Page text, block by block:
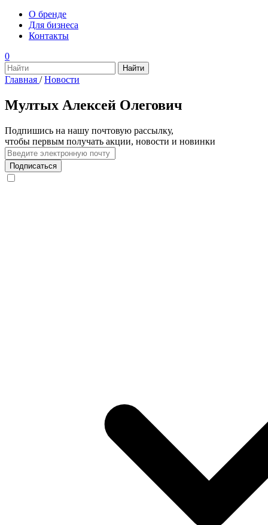
О бренде
Для бизнеса
Контакты
0
Главная / Новости
Мултых Алексей Олегович
Подпишись на нашу почтовую рассылку,
чтобы первым получать акции, новости и новинки
Подписаться